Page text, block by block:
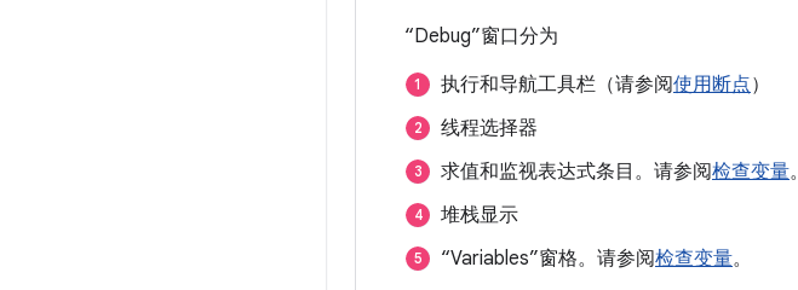
“Debug”窗口分为
执行和导航工具栏（请参阅使用断点）
线程选择器
求值和监视表达式条目。请参阅检查变量。
堆栈显示
“Variables”窗格。请参阅检查变量。